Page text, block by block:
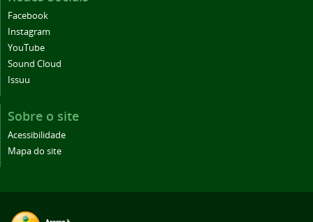
Facebook
Instagram
YouTube
Sound Cloud
Issuu
Sobre o site
Acessibilidade
Mapa do site